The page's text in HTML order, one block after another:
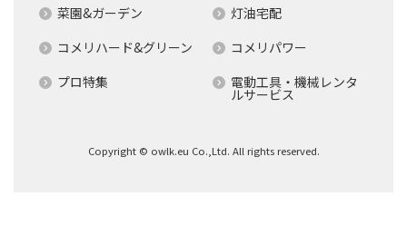
菜園&ガーデン
灯油宅配
コメリハード&グリーン
コメリパワー
プロ特集
電動工具・機械レンタ
ルサービス
Copyright © owlk.eu Co.,Ltd. All rights reserved.